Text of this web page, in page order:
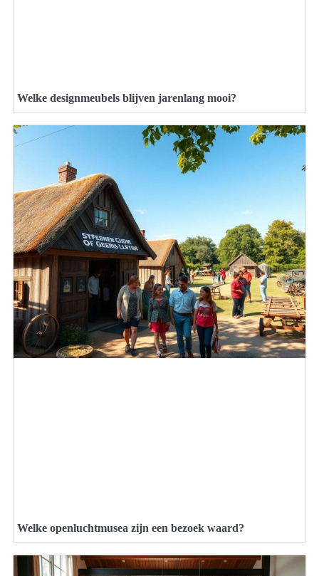
Welke designmeubels blijven jarenlang mooi?
Welke openluchtmusea zijn een bezoek waard?